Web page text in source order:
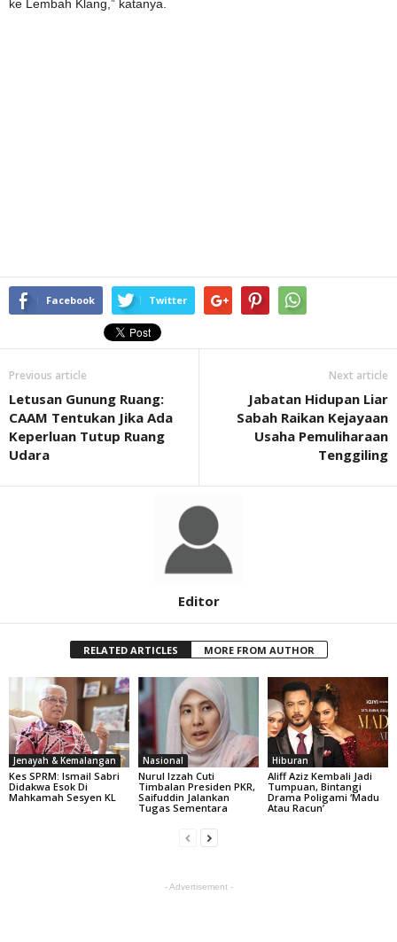
ke Lembah Klang,” katanya.
Facebook Twitter
Previous article
Letusan Gunung Ruang:
CAAM Tentukan Jika Ada
Keperluan Tutup Ruang
Udara
Next article
Jabatan Hidupan Liar
Sabah Raikan Kejayaan
Usaha Pemuliharaan
Tenggiling
Editor
RELATED ARTICLES MORE FROM AUTHOR
Jenayah & Kemalangan
Kes SPRM: Ismail Sabri
Didakwa Esok Di
Mahkamah Sesyen KL
Nasional
Nurul Izzah Cuti
Timbalan Presiden PKR,
Saifuddin Jalankan
Tugas Sementara
Hiburan
Aliff Aziz Kembali Jadi
Tumpuan, Bintangi
Drama Poligami ‘Madu
Atau Racun’
- Advertisement -